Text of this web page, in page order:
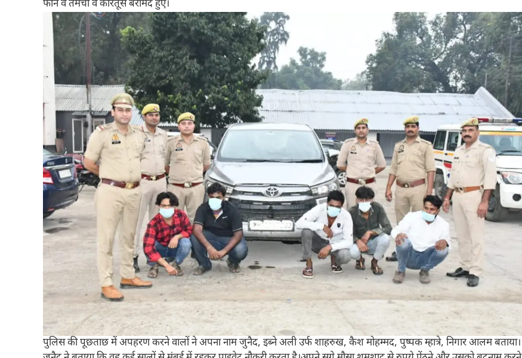
फोन व तमंचा व कारतूस बरामद हुए।
पुलिस की पूछताछ में अपहरण करने वालों ने अपना नाम जुनैद, इब्ने अली उर्फ शाहरुख, कैश मोहम्मद, पुष्पक म्हात्रे, निगार आलम बताया।